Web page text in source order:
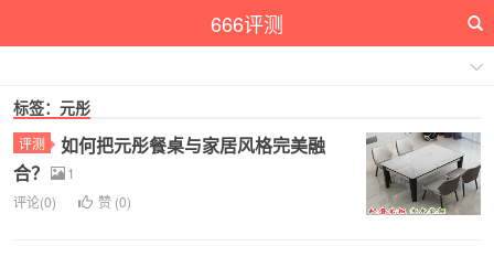
666评测
标签：元彤
评测
如何把元彤餐桌与家居风格完美融
合？
1
评论(0)
赞 (0)